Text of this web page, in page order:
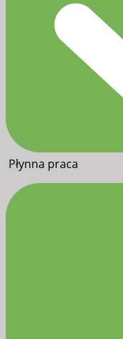
Płynna praca